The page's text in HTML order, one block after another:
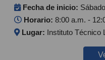
Fecha de inicio:
Horario: 8:00 a.m. -
Lugar: Instituto Técnico